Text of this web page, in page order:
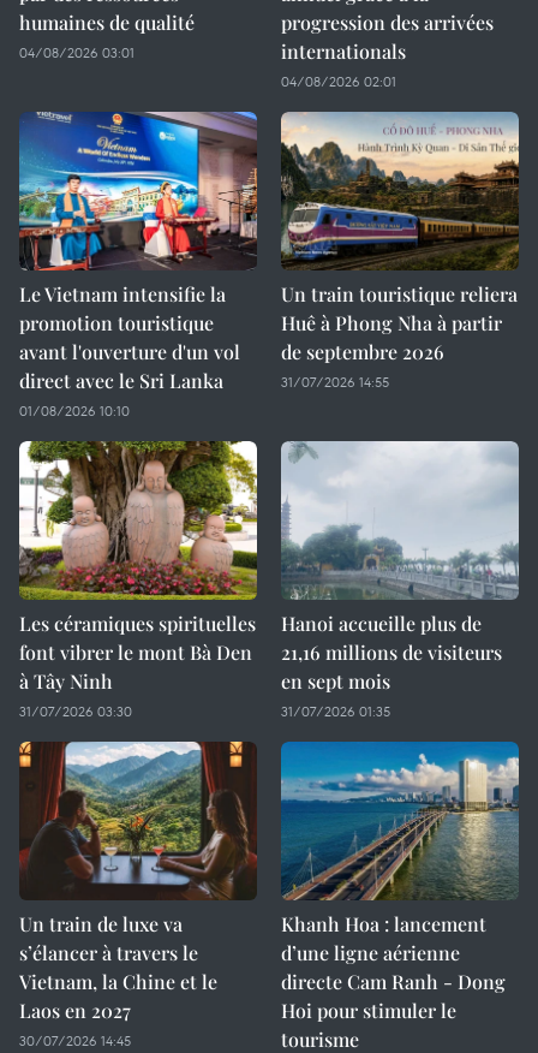
humaines de qualité
04/08/2026 03:01
progression des arrivées
internationals
04/08/2026 02:01
Le Vietnam intensifie la
promotion touristique
avant l'ouverture d'un vol
direct avec le Sri Lanka
01/08/2026 10:10
Un train touristique reliera
Huê à Phong Nha à partir
de septembre 2026
31/07/2026 14:55
Les céramiques spirituelles
font vibrer le mont Bà Den
à Tây Ninh
31/07/2026 03:30
Hanoi accueille plus de
21,16 millions de visiteurs
en sept mois ​
31/07/2026 01:35
Un train de luxe va
s’élancer à travers le
Vietnam, la Chine et le
Laos en 2027
30/07/2026 14:45
Khanh Hoa : lancement
d’une ligne aérienne
directe Cam Ranh - Dong
Hoi pour stimuler le
tourisme